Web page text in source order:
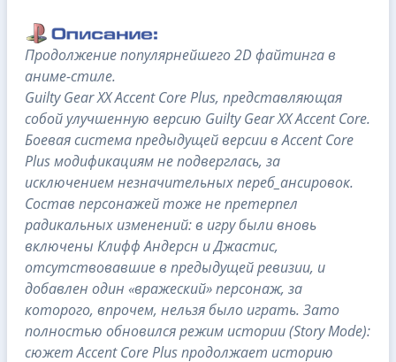
Продолжение популярнейшего 2D файтинга в
аниме-стиле.
Guilty Gear XX Accent Core Plus, представляющая
собой улучшенную версию Guilty Gear XX Accent Core.
Боевая система предыдущей версии в Accent Core
Plus модификациям не подверглась, за
исключением незначительных переб_ансировок.
Состав персонажей тоже не претерпел
радикальных изменений: в игру были вновь
включены Клифф Андерсн и Джастис,
отсутствовавшие в предыдущей ревизии, и
добавлен один «вражеский» персонаж, за
которого, впрочем, нельзя было играть. Зато
полностью обновился режим истории (Story Mode):
сюжет Accent Core Plus продолжает историю